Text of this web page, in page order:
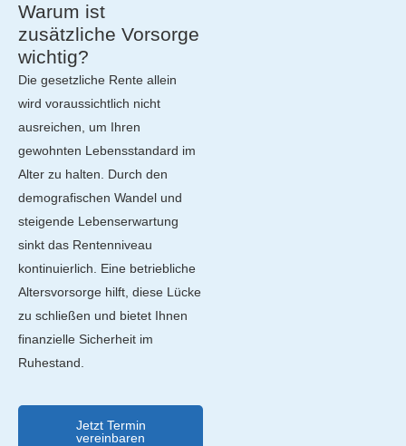
Warum ist
zusätzliche Vorsorge
wichtig?
Die gesetzliche Rente allein
wird voraussichtlich nicht
ausreichen, um Ihren
gewohnten Lebensstandard im
Alter zu halten. Durch den
demografischen Wandel und
steigende Lebenserwartung
sinkt das Rentenniveau
kontinuierlich. Eine betriebliche
Altersvorsorge hilft, diese Lücke
zu schließen und bietet Ihnen
finanzielle Sicherheit im
Ruhestand.
Jetzt Termin
vereinbaren